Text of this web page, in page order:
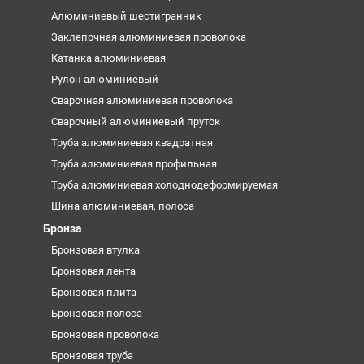
Алюминиевый шестигранник
Заклепочная алюминиевая проволока
Катанка алюминиевая
Рулон алюминиевый
Сварочная алюминиевая проволока
Сварочный алюминиевый пруток
Труба алюминиевая квадратная
Труба алюминиевая профильная
Труба алюминиевая холоднодеформируемая
Шина алюминиевая, полоса
Бронза
Бронзовая втулка
Бронзовая лента
Бронзовая плита
Бронзовая полоса
Бронзовая проволока
Бронзовая труба